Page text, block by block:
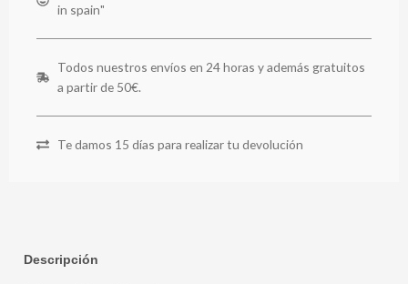
in spain"
Todos nuestros envíos en 24 horas y además gratuitos
a partir de 50€.
Te damos 15 días para realizar tu devolución
Descripción